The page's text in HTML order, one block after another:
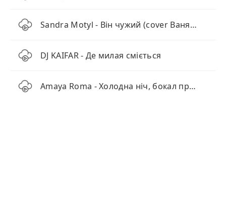
Sandra Motyl - Він чужий (cover Ваня Barsik)
DJ KAIFAR - Де милая сміється
Amaya Roma - Холодна ніч, бокал просеко